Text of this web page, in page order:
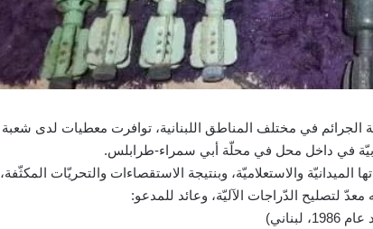
الجرائم في مختلف المناطق اللبنانية، توافرت معطيات لدى شعبة
في داخل محل في محلّة أبي سمراء-طرابلس.
والاستعلاميّة، وبنتيجة الاستقصاءات والتحريّات المكثّفة،
لتصليح الدّراجات الآليّة، وعائد للمدعو:
لبناني)